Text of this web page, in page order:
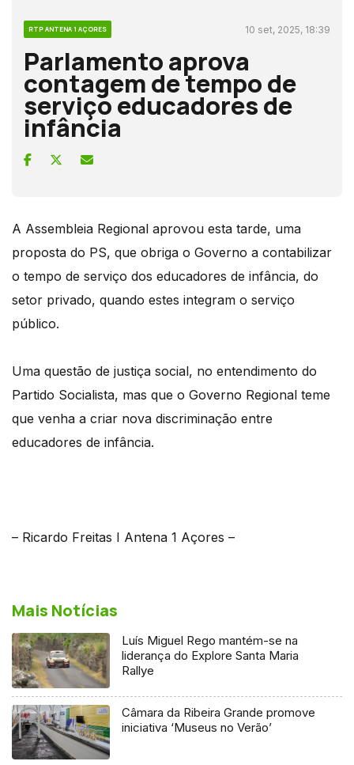
RTP ANTENA 1 AÇORES 10 set, 2025, 18:39
Parlamento aprova
contagem de tempo de
serviço educadores de
infância
A Assembleia Regional aprovou esta tarde, uma
proposta do PS, que obriga o Governo a contabilizar
o tempo de serviço dos educadores de infância, do
setor privado, quando estes integram o serviço
público.
Uma questão de justiça social, no entendimento do
Partido Socialista, mas que o Governo Regional teme
que venha a criar nova discriminação entre
educadores de infância.
– Ricardo Freitas I Antena 1 Açores –
Mais Notícias
Luís Miguel Rego mantém-se na
liderança do Explore Santa Maria
Rallye
Câmara da Ribeira Grande promove
iniciativa ‘Museus no Verão’